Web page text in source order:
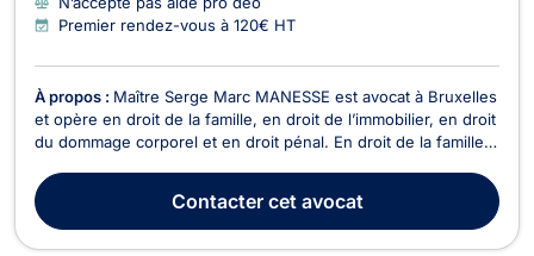
Premier rendez-vous à 120€ HT
À propos : Maître Serge Marc MANESSE est avocat à Bruxelles
et opère en droit de la famille, en droit de l’immobilier, en droit
du dommage corporel et en droit pénal. En droit de la famille,
divorce à l’amiable ou contentieux. Il traite également les
dossiers relatifs à l’indivisio...
Contactercet avocat